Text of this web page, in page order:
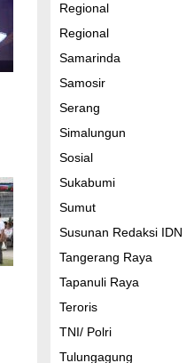
Regional
Regional
Samarinda
Samosir
Serang
Simalungun
Sosial
Sukabumi
Sumut
Susunan Redaksi IDN
Tangerang Raya
Tapanuli Raya
Teroris
TNI/ Polri
Tulungagung